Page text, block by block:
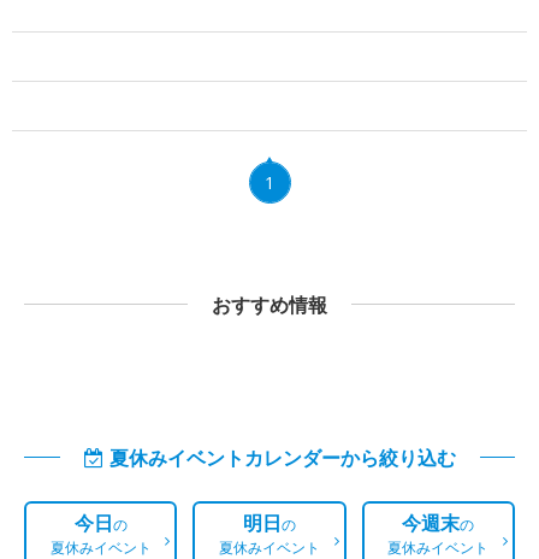
1
おすすめ情報
夏休みイベントカレンダーから絞り込む
今日の
夏休みイベント
明日の
夏休みイベント
今週末の
夏休みイベント